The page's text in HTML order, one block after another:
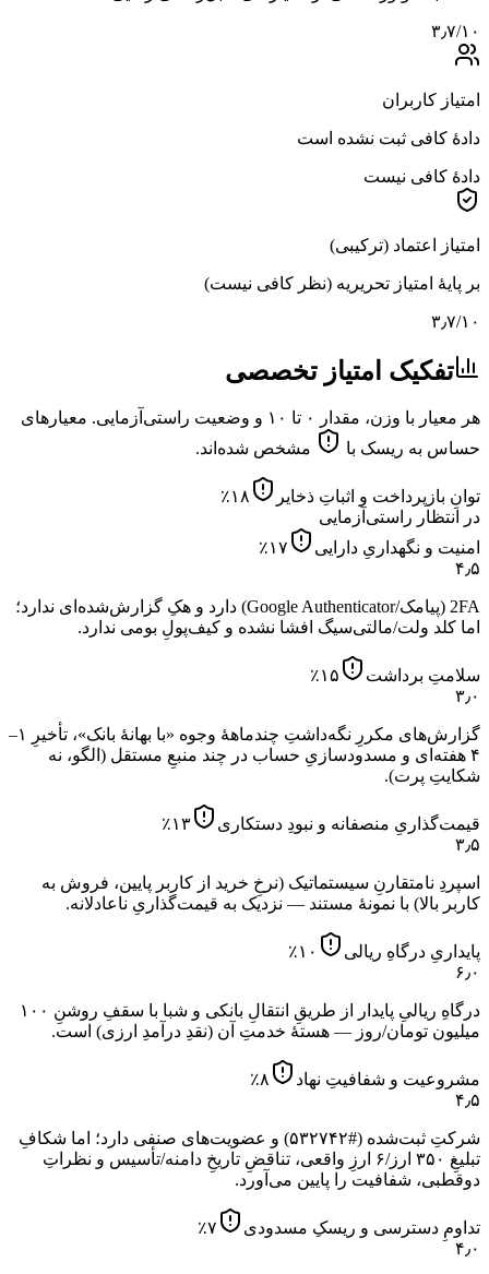
۳٫۷/۱۰
امتیاز کاربران
دادهٔ کافی ثبت نشده است
دادهٔ کافی نیست
امتیاز اعتماد (ترکیبی)
بر پایهٔ امتیاز تحریریه (نظر کافی نیست)
۳٫۷/۱۰
تفکیک امتیاز تخصصی
هر معیار با وزن، مقدار ۰ تا ۱۰ و وضعیت راستی‌آزمایی. معیارهای
حساس به ریسک با
مشخص شده‌اند.
توانِ بازپرداخت و اثباتِ ذخایر ۱۸٪
در انتظار راستی‌آزمایی
امنیت و نگهداریِ دارایی
۱۷٪
۴٫۵
2FA (پیامک/Google Authenticator) دارد و هکِ گزارش‌شده‌ای ندارد؛
اما کلد ولت/مالتی‌سیگ افشا نشده و کیف‌پولِ بومی ندارد.
سلامتِ برداشت ۱۵٪
۳٫۰
گزارش‌های مکررِ نگه‌داشتِ چندماههٔ وجوه «با بهانهٔ بانک»، تأخیرِ ۱–
۴ هفته‌ای و مسدودسازیِ حساب در چند منبعِ مستقل (الگو، نه
شکایتِ پرت).
قیمت‌گذاریِ منصفانه و نبودِ دستکاری ۱۳٪
۳٫۵
اسپردِ نامتقارنِ سیستماتیک (نرخِ خرید از کاربر پایین، فروش به
کاربر بالا) با نمونهٔ مستند — نزدیک به قیمت‌گذاریِ ناعادلانه.
پایداریِ درگاهِ ریالی ۱۰٪
۶٫۰
درگاهِ ریالیِ پایدار از طریقِ انتقالِ بانکی و شبا با سقفِ روشنِ ۱۰۰
میلیون تومان/روز — هستهٔ خدمتِ آن (نقدِ درآمدِ ارزی) است.
مشروعیت و شفافیتِ نهاد ۸٪
۴٫۵
شرکتِ ثبت‌شده (#۵۳۲۷۴۲) و عضویت‌های صنفی دارد؛ اما شکافِ
تبلیغِ ۳۵۰ ارز/۶ ارزِ واقعی، تناقضِ تاریخِ دامنه/تأسیس و نظراتِ
دوقطبی، شفافیت را پایین می‌آورد.
تداومِ دسترسی و ریسکِ مسدودی ۷٪
۴٫۰